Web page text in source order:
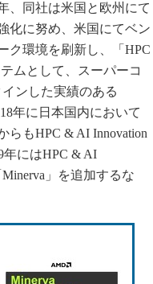
、同社は米国と欧州にて
化に努め、米国にてベン
ク環境を刷新し、「HPC
ムとして、スーパーコ
ンした実績のある
年に日本国内において
らもHPC & AI Innovation
年にはHPC & AI
」を追加するな